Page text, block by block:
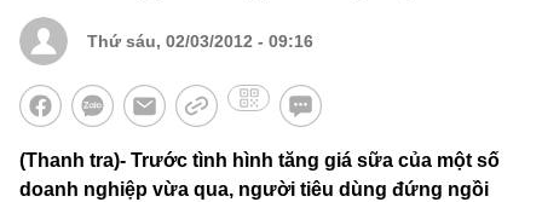
Thứ sáu, 02/03/2012 - 09:16
(Thanh tra)- Trước tình hình tăng giá sữa của một số
doanh nghiệp vừa qua, người tiêu dùng đứng ngồi